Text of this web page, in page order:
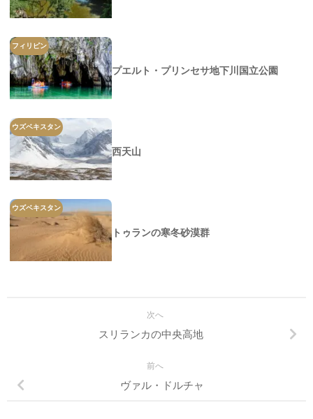
フィリピン
プエルト・プリンセサ地下川国立公園
ウズベキスタン
西天山
ウズベキスタン
トゥランの寒冬砂漠群
次へ
スリランカの中央高地
前へ
ヴァル・ドルチャ